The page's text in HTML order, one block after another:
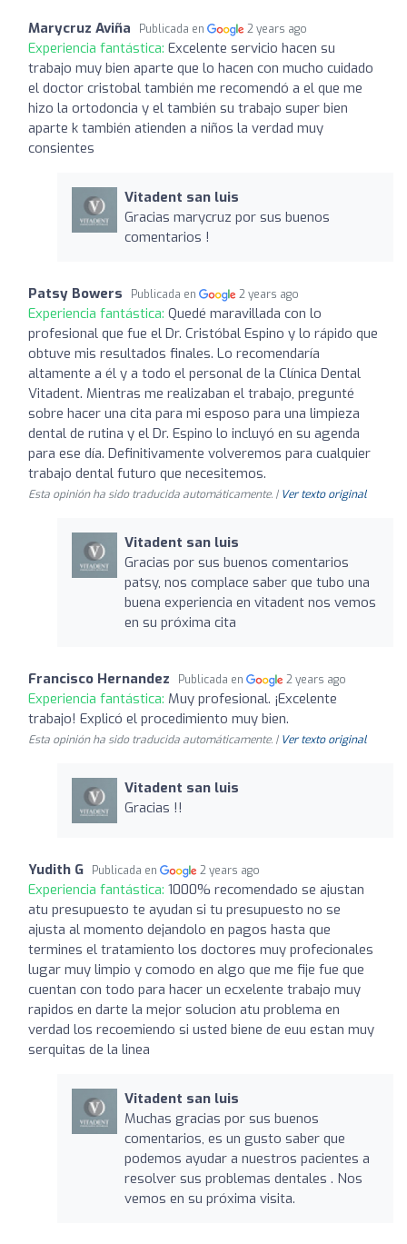
Marycruz Aviña Publicada en 2 years ago
Experiencia fantástica: Excelente servicio hacen su
trabajo muy bien aparte que lo hacen con mucho cuidado
el doctor cristobal también me recomendó a el que me
hizo la ortodoncia y el también su trabajo super bien
aparte k también atienden a niños la verdad muy
consientes
Vitadent san luis
Gracias marycruz por sus buenos
comentarios !
Patsy Bowers Publicada en 2 years ago
Experiencia fantástica: Quedé maravillada con lo
profesional que fue el Dr. Cristóbal Espino y lo rápido que
obtuve mis resultados finales. Lo recomendaría
altamente a él y a todo el personal de la Clínica Dental
Vitadent. Mientras me realizaban el trabajo, pregunté
sobre hacer una cita para mi esposo para una limpieza
dental de rutina y el Dr. Espino lo incluyó en su agenda
para ese día. Definitivamente volveremos para cualquier
trabajo dental futuro que necesitemos.
Esta opinión ha sido traducida automáticamente. | Ver texto original
Vitadent san luis
Gracias por sus buenos comentarios
patsy, nos complace saber que tubo una
buena experiencia en vitadent nos vemos
en su próxima cita
Francisco Hernandez Publicada en 2 years ago
Experiencia fantástica: Muy profesional. ¡Excelente
trabajo! Explicó el procedimiento muy bien.
Esta opinión ha sido traducida automáticamente. | Ver texto original
Vitadent san luis
Gracias !!
Yudith G Publicada en 2 years ago
Experiencia fantástica: 1000% recomendado se ajustan
atu presupuesto te ayudan si tu presupuesto no se
ajusta al momento dejandolo en pagos hasta que
termines el tratamiento los doctores muy profecionales
lugar muy limpio y comodo en algo que me fije fue que
cuentan con todo para hacer un ecxelente trabajo muy
rapidos en darte la mejor solucion atu problema en
verdad los recoemiendo si usted biene de euu estan muy
serquitas de la linea
Vitadent san luis
Muchas gracias por sus buenos
comentarios, es un gusto saber que
podemos ayudar a nuestros pacientes a
resolver sus problemas dentales . Nos
vemos en su próxima visita.